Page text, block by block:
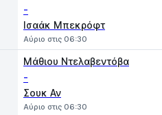
-
Ισαάκ Μπεκρόφτ
Αύριο στις 06:30
Μάθιου Ντελαβεντόβα
-
Σουκ Αν
Αύριο στις 06:30